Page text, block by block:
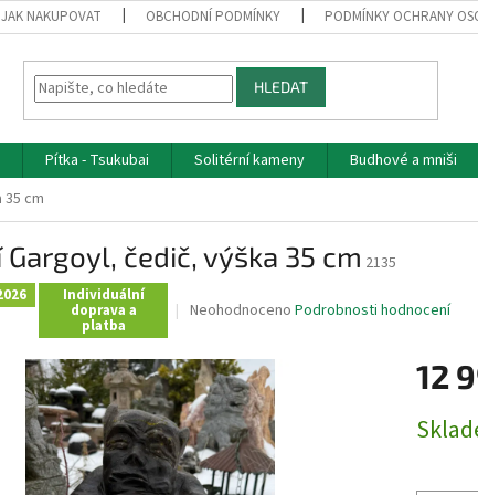
JAK NAKUPOVAT OBCHODNÍ PODMÍNKY PODMÍNKY OCHRANY
HLEDAT
Pítka - Tsukubai Solitérní kameny Budhové a mniši
cm
Gargoyl, čedič, výška 35 cm 2135
Individuální
doprava a
platba
Průměrné
je
0,0
z
5
hvězdiček.
Neohodnoceno Podrobnosti hodnocení
12
cena: